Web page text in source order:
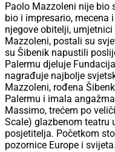
Paolo Mazzoleni nije bio
bio i impresario, mecena
njegove obitelji,
Mazzoleni, postali su
su Šibenik napustili
Palermu djeluje
nagrađuje najbolje
Mazzoleni, rođena
Palermu i imala
Massimo, trećem po
Scale) glazbenom teatru
posjetitelja. Početkom
pozornice Europe i svijeta.